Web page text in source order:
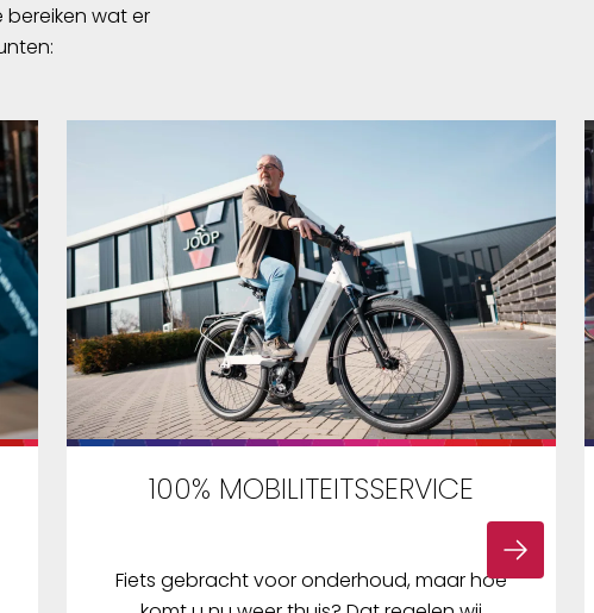
wat er
100% MOBILITEITSSERVICE
Fiets gebracht voor onderhoud, maar hoe